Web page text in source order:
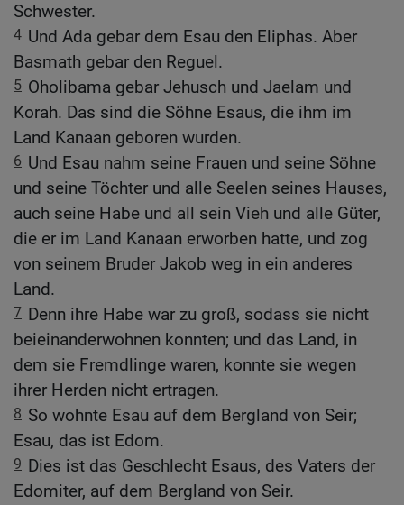
Schwester.
4 Und Ada gebar dem Esau den Eliphas. Aber
Basmath gebar den Reguel.
5 Oholibama gebar Jehusch und Jaelam und
Korah. Das sind die Söhne Esaus, die ihm im
Land Kanaan geboren wurden.
6 Und Esau nahm seine Frauen und seine Söhne
und seine Töchter und alle Seelen seines Hauses,
auch seine Habe und all sein Vieh und alle Güter,
die er im Land Kanaan erworben hatte, und zog
von seinem Bruder Jakob weg in ein anderes
Land.
7 Denn ihre Habe war zu groß, sodass sie nicht
beieinanderwohnen konnten; und das Land, in
dem sie Fremdlinge waren, konnte sie wegen
ihrer Herden nicht ertragen.
8 So wohnte Esau auf dem Bergland von Seir;
Esau, das ist Edom.
9 Dies ist das Geschlecht Esaus, des Vaters der
Edomiter, auf dem Bergland von Seir.